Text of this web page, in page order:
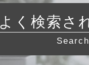
よく検索さ